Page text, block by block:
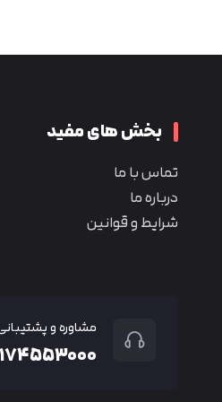
بخش های مفید
تماس با ما
درباره ما
شرایط و قوانین
مشاوره و